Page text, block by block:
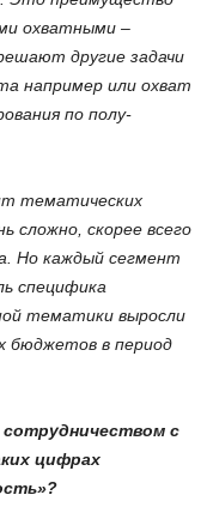
охватными –
другие задачи
например или охват
по полу-
тематических
сложно, скорее всего
Но каждый сегмент
специфика
тематики выросли
бюджетов в период
с
цифрах